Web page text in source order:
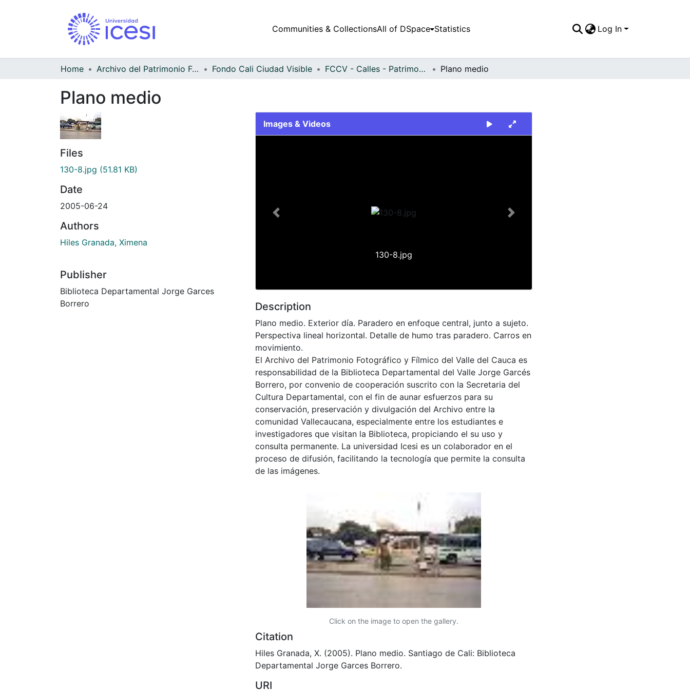
Communities & CollectionsAll of DSpace Statistics Log In
Home Archivo del Patrimonio Fotográfico y Fílmico del Valle del Cauca Fondo Cali Ciudad Visible FCCV - Calles - Patrimonial Plano medio
Plano medio
Files
130-8.jpg (51.81 KB)
Date
2005-06-24
Authors
Hiles Granada, Ximena
Publisher
Biblioteca Departamental Jorge Garces
Borrero
Images & Videos
130-8.jpg
Previous Next
Description
Plano medio. Exterior día. Paradero en enfoque central, junto a sujeto.
Perspectiva lineal horizontal. Detalle de humo tras paradero. Carros en
movimiento.
El Archivo del Patrimonio Fotográfico y Fílmico del Valle del Cauca es
responsabilidad de la Biblioteca Departamental del Valle Jorge Garcés
Borrero, por convenio de cooperación suscrito con la Secretaria del
Cultura Departamental, con el fin de aunar esfuerzos para su
conservación, preservación y divulgación del Archivo entre la
comunidad Vallecaucana, especialmente entre los estudiantes e
investigadores que visitan la Biblioteca, propiciando el su uso y
consulta permanente. La universidad Icesi es un colaborador en el
proceso de difusión, facilitando la tecnología que permite la consulta
de las imágenes.
Click on the image to open the gallery.
Citation
Hiles Granada, X. (2005). Plano medio. Santiago de Cali: Biblioteca
Departamental Jorge Garces Borrero.
URI